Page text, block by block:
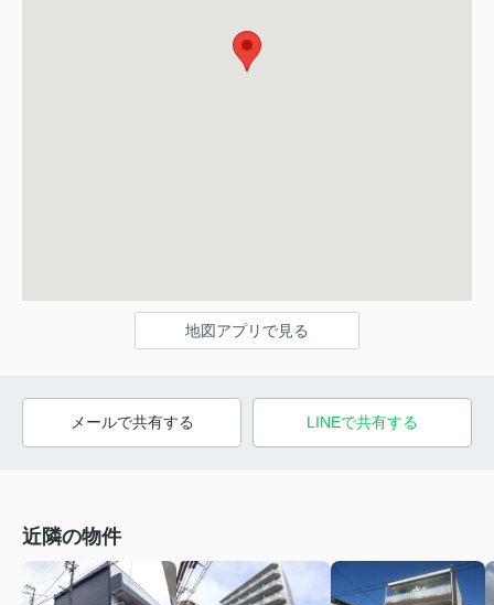
地図アプリで見る
メールで共有する LINEで共有する
近隣の物件